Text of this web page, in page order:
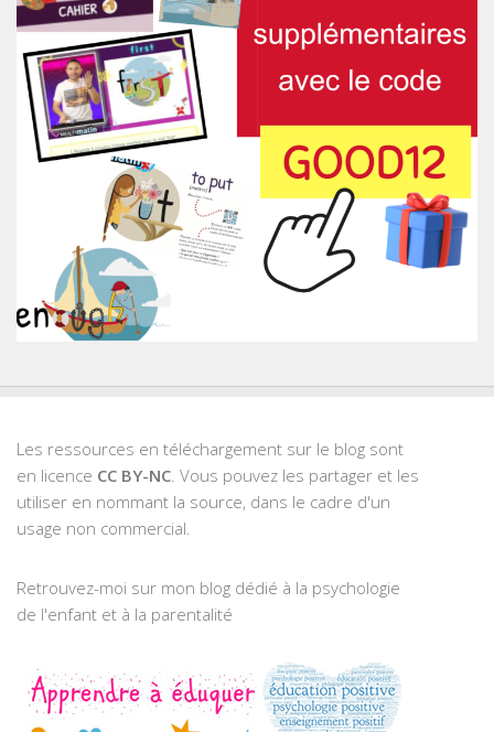
Les ressources en téléchargement sur le blog sont
en licence CC BY-NC . Vous pouvez les partager et les
utiliser en nommant la source, dans le cadre d'un
usage non commercial.
Retrouvez-moi sur mon blog dédié à la psychologie
de l'enfant et à la parentalité